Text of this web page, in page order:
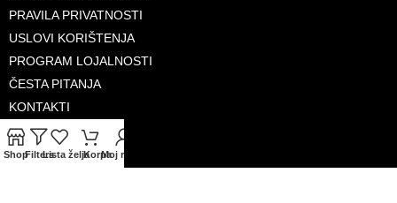
PRAVILA PRIVATNOSTI
USLOVI KORIŠTENJA
PROGRAM LOJALNOSTI
ČESTA PITANJA
KONTAKTI
O NAMA
ShopFiltersLista željaKorpaMoj račun